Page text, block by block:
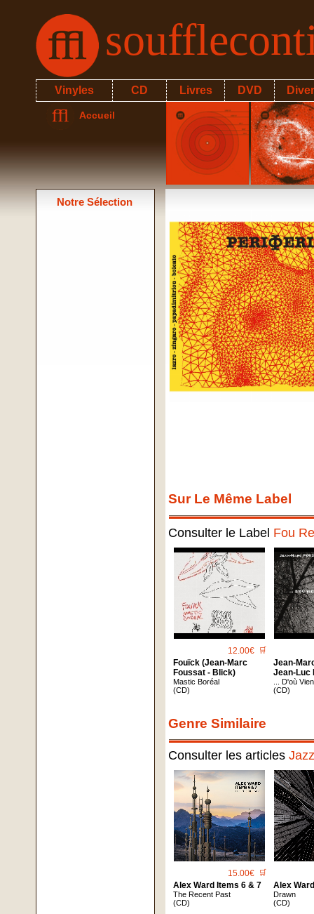
Vinyles CD Livres DVD
Accueil
Notre Sélection
Sur Le Même Label
Consulter le Label Fou
12.00€ 🛒
Fouïck (Jean-Marc
Foussat - Blick)
Mastic Boréal
(CD)
Jean-
Jean-Luc
... D'où
(CD)
Genre Similaire
Consulter les articles
15.00€ 🛒
Alex Ward Items 6 & 7
The Recent Past
(CD)
Alex
Drawn
(CD)